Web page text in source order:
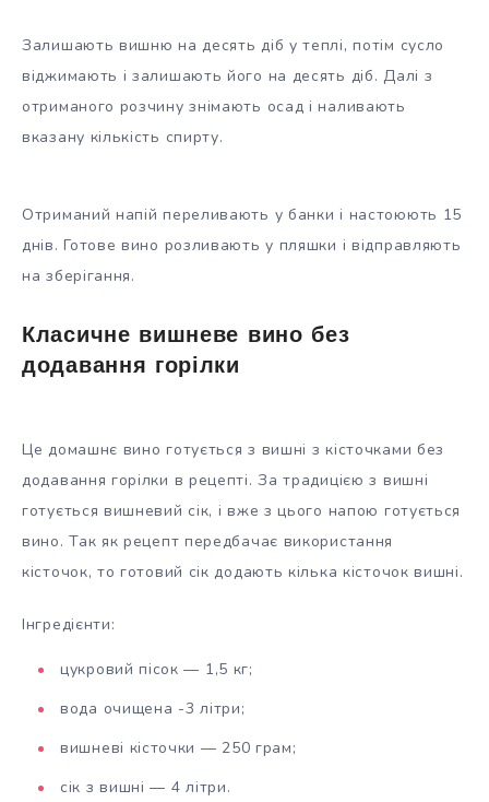
Залишають вишню на десять діб у теплі, потім сусло
віджимають і залишають його на десять діб. Далі з
отриманого розчину знімають осад і наливають
вказану кількість спирту.
Отриманий напій переливають у банки і настоюють 15
днів. Готове вино розливають у пляшки і відправляють
на зберігання.
Класичне вишневе вино без
додавання горілки
Це домашнє вино готується з вишні з кісточками без
додавання горілки в рецепті. За традицією з вишні
готується вишневий сік, і вже з цього напою готується
вино. Так як рецепт передбачає використання
кісточок, то готовий сік додають кілька кісточок вишні.
Інгредієнти:
цукровий пісок — 1,5 кг;
вода очищена -3 літри;
вишневі кісточки — 250 грам;
сік з вишні — 4 літри.